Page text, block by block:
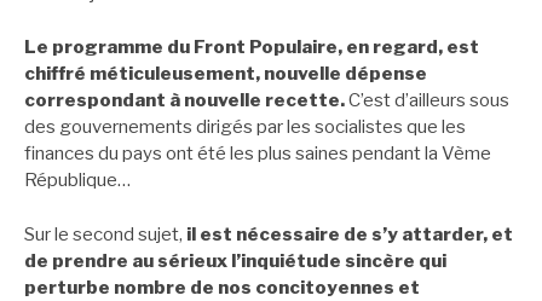
Le programme du Front Populaire, en regard, est
chiffré méticuleusement, nouvelle dépense
correspondant à nouvelle recette.C’est d’ailleurs sous
des gouvernements dirigés par les socialistes que les
finances du pays ont été les plus saines pendant la Vème
République…
Sur le second sujet, il est nécessaire de s’y attarder, et
de prendre au sérieux l’inquiétude sincère qui
perturbe nombre de nos concitoyennes et